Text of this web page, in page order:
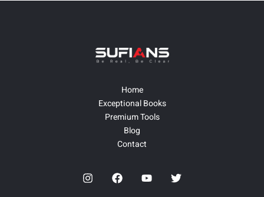
Home
Exceptional Books
Premium Tools
Blog
Contact